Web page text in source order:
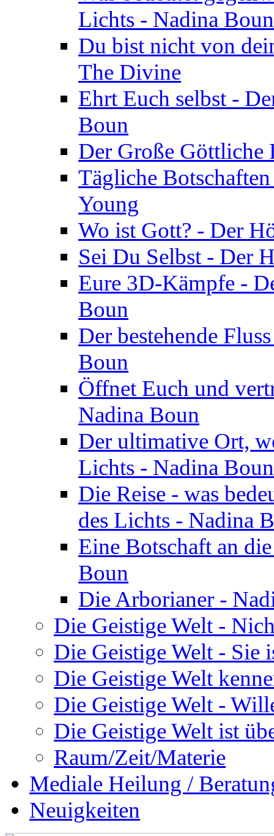
Lichts - Nadina Boun
Du bist nicht von
The Divine
Ehrt Euch selbst -
Boun
Der Große
Tägliche
Young
Wo ist Gott? - Der
Sei Du Selbst - Der
Eure 3D-Kämpfe -
Boun
Der bestehende
Boun
Öffnet Euch und
Nadina Boun
Der ultimative Ort,
Lichts - Nadina Boun
Die Reise - was
des Lichts - Nadina
Eine Botschaft an
Boun
Die Arborianer -
Die Geistige Welt -
Die Geistige Welt - Sie
Die Geistige Welt
Die Geistige Welt -
Die Geistige Welt ist
Raum/Zeit/Materie
Mediale Heilung /
Neuigkeiten